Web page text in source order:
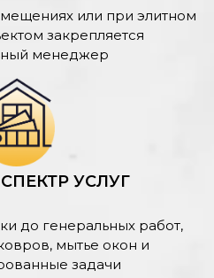
или при элитном
закрепляется
менеджер
УСЛУГ
до генеральных работ,
мытье окон и
задачи